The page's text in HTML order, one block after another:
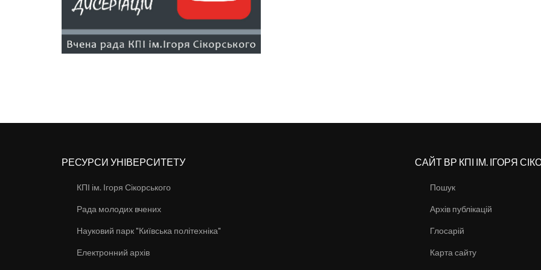
РЕСУРСИ УНІВЕРСИТЕТУ
КПІ ім. Ігоря Сікорського
Рада молодих вчених
Науковий парк "Київська політехніка"
Електронний архів
САЙТ ВР КПІ ІМ. ІГОРЯ
Пошук
Архів публікацій
Глосарій
Карта сайту